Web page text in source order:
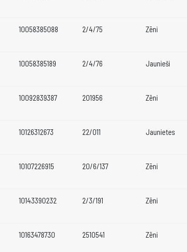
10058385088 2/4/75 Zēni
10058385189 2/4/76 Jaunieši
10092839387 201956 Zēni
10126312673 22/011 Jaunietes
10107226915 20/6/137 Zēni
10143390232 2/3/191 Zēni
10163478730 2510541 Zēni